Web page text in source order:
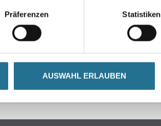
Präferenzen Statistiken
AUSWAHL ERLAUBEN